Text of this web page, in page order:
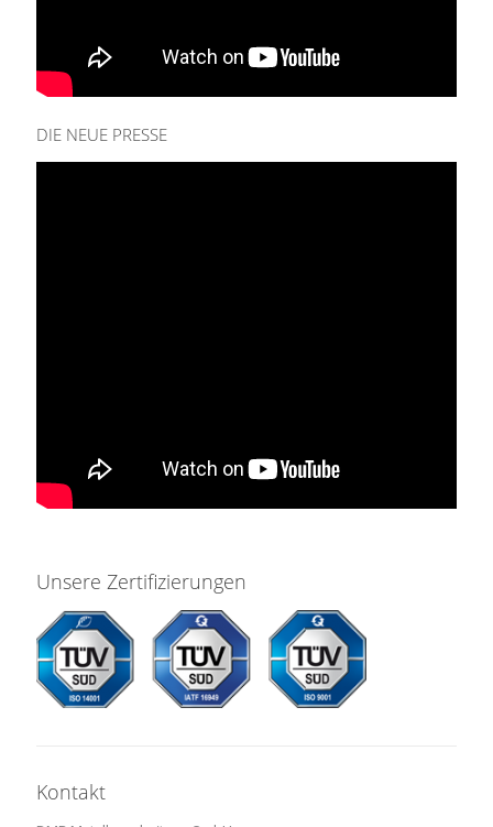
DIE NEUE PRESSE
Unsere Zertifizierungen
Kontakt